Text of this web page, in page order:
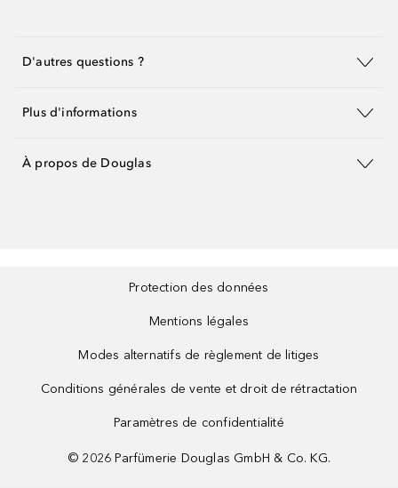
D'autres questions ?
Plus d'informations
À propos de Douglas
Protection des données
Mentions légales
Modes alternatifs de règlement de litiges
Conditions générales de vente et droit de rétractation
Paramètres de confidentialité
© 2026 Parfümerie Douglas GmbH & Co. KG.